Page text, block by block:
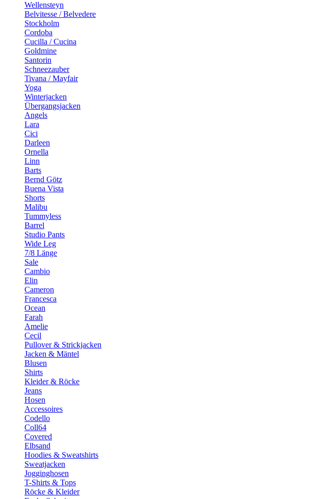
Wellensteyn
Belvitesse / Belvedere
Stockholm
Cordoba
Cucilla / Cucina
Goldmine
Santorin
Schneezauber
Tivana / Mayfair
Yoga
Winterjacken
Übergangsjacken
Angels
Lara
Cici
Darleen
Ornella
Linn
Barts
Bernd Götz
Buena Vista
Shorts
Malibu
Tummyless
Barrel
Studio Pants
Wide Leg
7/8 Länge
Sale
Cambio
Elin
Cameron
Francesca
Ocean
Farah
Amelie
Cecil
Pullover & Strickjacken
Jacken & Mäntel
Blusen
Shirts
Kleider & Röcke
Jeans
Hosen
Accessoires
Codello
Coll64
Covered
Elbsand
Hoodies & Sweatshirts
Sweatjacken
Jogginghosen
T-Shirts & Tops
Röcke & Kleider